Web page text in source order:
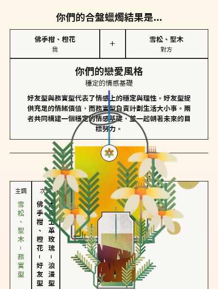
你們的合盤蠟燭結果是...
佛手柑、橙花
我
＋
雪松、聖木
對方
你們的戀愛風格
穩定的情感基礎
好友型與務實型代表了情感上的穩定與理性。好友型提
供充足的情緒價值，而務實型負責計劃生活大小事。兩
者共同構建一個穩定的情感基礎，並一起朝著未來的目
標努力。
對方的主調蠟燭是...
主調
雪松、聖木－務實型
次調
佛手柑、橙花
－
好友型
大馬士革玫瑰
－
浪漫型